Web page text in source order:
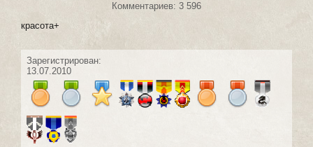
Комментариев: 3 596
красота+
Зарегистрирован:
13.07.2010